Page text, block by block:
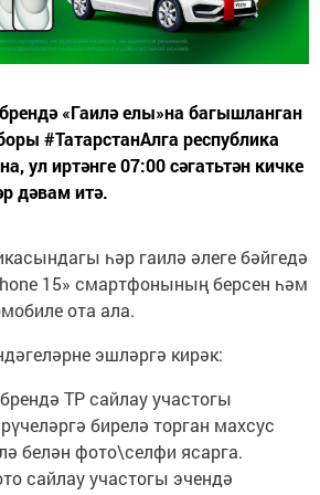
«Гаилә елы»на багышланган
#ТатарстанАлга республика
ул иртәнге 07:00 сәгатьтән кичке
дәвам итә.
һәр гаилә әлеге бәйгедә
15» смартфонының берсен һәм
ота ала.
эшләргә кирәк:
ТР сайлау участогы
бирелә торган махсус
белән фото\селфи ясарга.
сайлау участогы эчендә